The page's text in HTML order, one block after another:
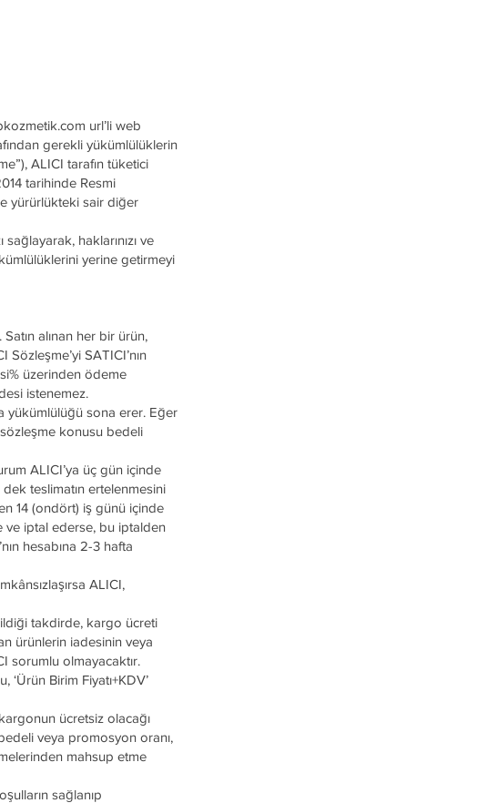
url’li web
gerekli yükümlülüklerin
ALICI tarafın tüketici
tarihinde Resmi
yürürlükteki sair diğer
haklarınızı ve
yerine getirmeyi
alınan her bir ürün,
SATICI’nın
üzerinden ödeme
istenemez.
yükümlülüğü sona erer. Eğer
konusu bedeli
ALICI’ya üç gün içinde
teslimatın ertelenmesini
14 (ondört) iş günü içinde
ve iptal ederse, bu iptalden
hesabına 2-3 hafta
ALICI,
takdirde, kargo ücreti
ürünlerin iadesinin veya
sorumlu olmayacaktır.
Birim Fiyatı+KDV’
ücretsiz olacağı
veya promosyon oranı,
mahsup etme
sağlanıp